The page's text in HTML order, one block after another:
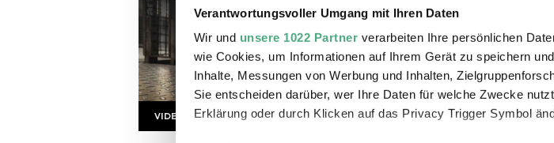
Verantwortungsvoller Umgang mit Ihren Daten
Wir und unsere 1022 Partner verarbeiten Ihre persönlichen
wie Cookies, um Informationen auf Ihrem Gerät zu speichern
Inhalte, Messungen von Werbung und Inhalten,
Sie entscheiden darüber, wer Ihre Daten für welche Zwecke
Erklärung oder durch Klicken auf das Privacy Trigger Symbol
Urban ArtTwist
Copyright: arte | twist
©
VIDEO VIDEO